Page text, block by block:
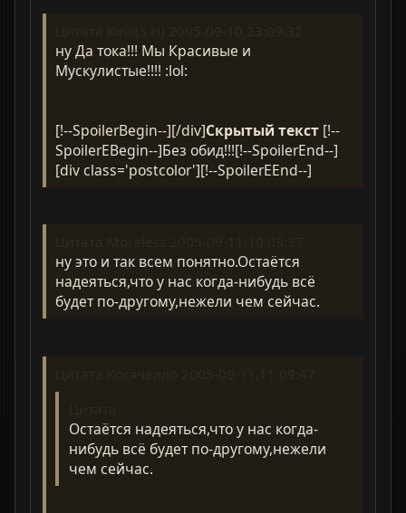
ну Да тока!!! Мы Красивые и
Мускулистые!!!! :lol:
[!--SpoilerBegin--][/div]Скрытый текст [!--
SpoilerEBegin--]Без обид!!![!--SpoilerEnd--]
[div class='postcolor'][!--SpoilerEEnd--]
ну это и так всем понятно.Остаётся
надеяться,что у нас когда-нибудь всё
будет по-другому,нежели чем сейчас.
Остаётся надеяться,что у нас когда-
нибудь всё будет по-другому,нежели
чем сейчас.